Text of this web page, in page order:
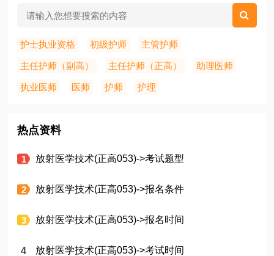
护士执业资格 初级护师 主管护师
主任护师（副高） 主任护师（正高） 助理医师
执业医师 医师 护师 护理
热点资料
放射医学技术(正高053)->考试题型
放射医学技术(正高053)->报名条件
放射医学技术(正高053)->报名时间
放射医学技术(正高053)->考试时间